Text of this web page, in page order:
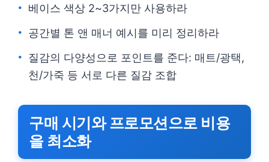
베이스 색상 2~3가지만 사용하라
공간별 톤 앤 매너 예시를 미리 정리하라
질감의 다양성으로 포인트를 준다: 매트/광택,
천/가죽 등 서로 다른 질감 조합
구매 시기와 프로모션으로 비용
을 최소화